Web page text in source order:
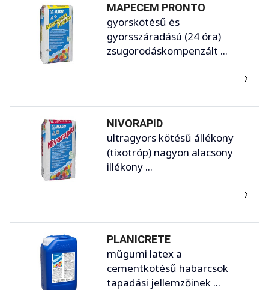
MAPECEM PRONTO
gyorskötésű és
gyorsszáradású (24 óra)
zsugorodáskompenzált ...
NIVORAPID
ultragyors kötésű állékony
(tixotróp) nagyon alacsony
illékony ...
PLANICRETE
műgumi latex a
cementkötésű habarcsok
tapadási jellemzőinek ...